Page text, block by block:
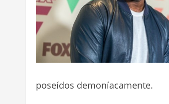
poseídos demoníacamente.